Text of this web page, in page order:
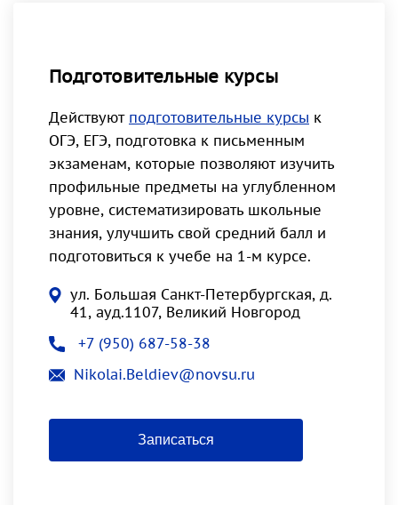
Подготовительные курсы
Действуют подготовительные курсы к
ОГЭ, ЕГЭ, подготовка к письменным
экзаменам, которые позволяют изучить
профильные предметы на углубленном
уровне, систематизировать школьные
знания, улучшить свой средний балл и
подготовиться к учебе на 1-м курсе.
ул. Большая Санкт-Петербургская, д.
41, ауд.1107, Великий Новгород
+7 (950) 687-58-38
Nikolai.Beldiev@novsu.ru
Записаться